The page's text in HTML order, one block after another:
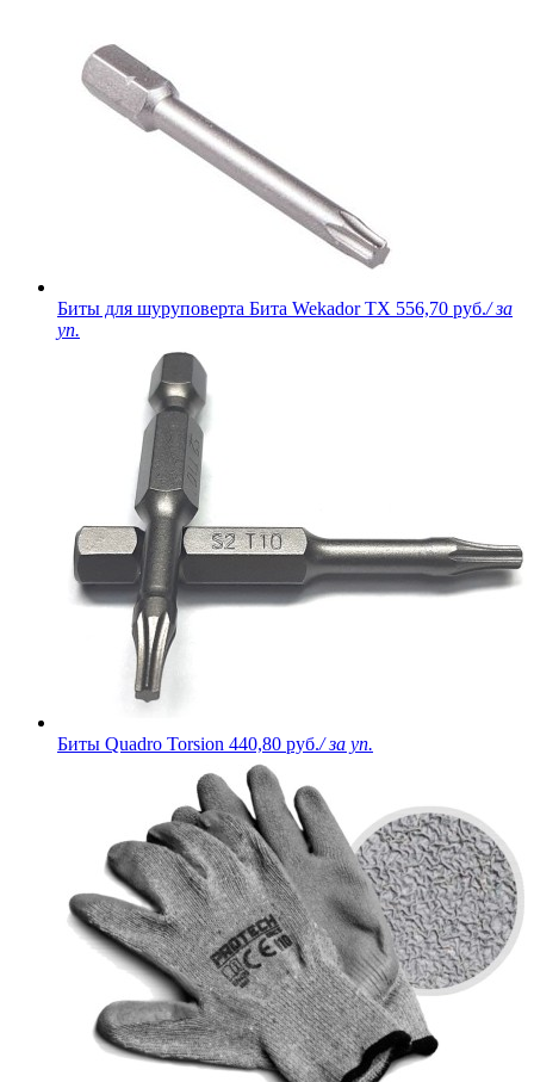
Биты для шуруповерта Бита Wekador TX 556,70 руб./ за
уп.
Биты Quadro Torsion 440,80 руб./ за уп.